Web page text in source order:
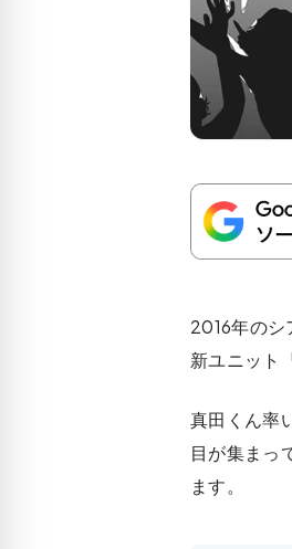
2016年のシ
新ユニット
真田くん率
目が集まっ
ます。